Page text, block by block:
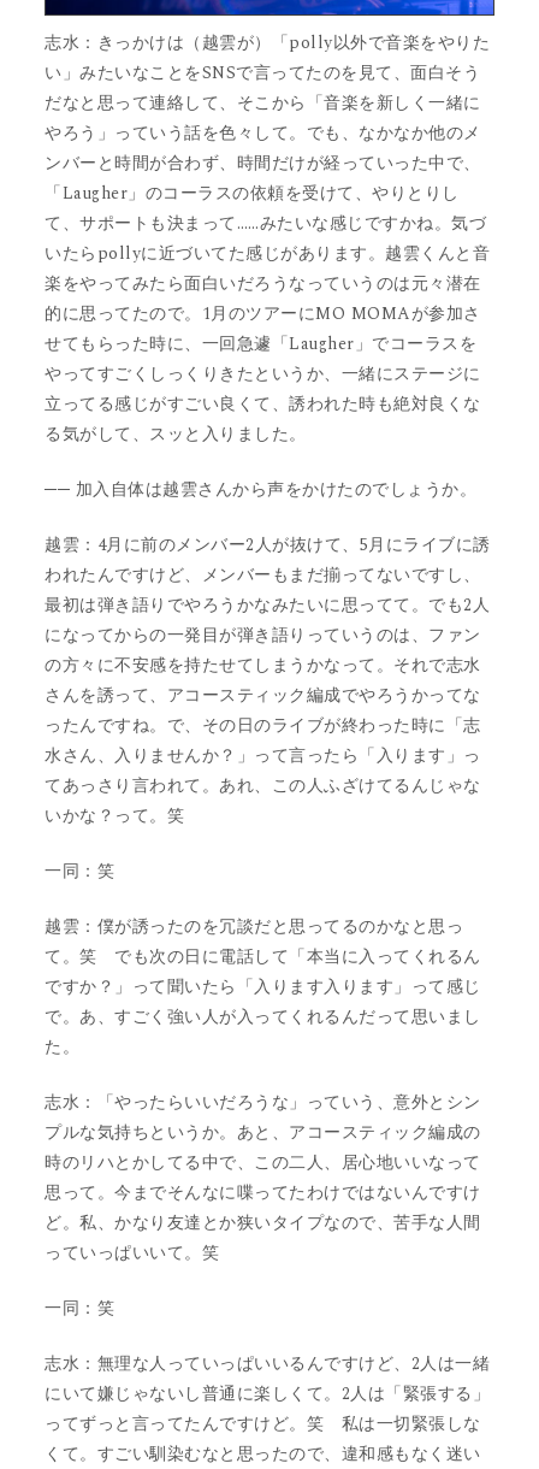
志水：きっかけは（越雲が）「polly以外で音楽をやりた
い」みたいなことをSNSで言ってたのを見て、面白そう
だなと思って連絡して、そこから「音楽を新しく一緒に
やろう」っていう話を色々して。でも、なかなか他のメ
ンバーと時間が合わず、時間だけが経っていった中で、
「Laugher」のコーラスの依頼を受けて、やりとりし
て、サポートも決まって……みたいな感じですかね。気づ
いたらpollyに近づいてた感じがあります。越雲くんと音
楽をやってみたら面白いだろうなっていうのは元々潜在
的に思ってたので。1月のツアーにMO MOMAが参加さ
せてもらった時に、一回急遽「Laugher」でコーラスを
やってすごくしっくりきたというか、一緒にステージに
立ってる感じがすごい良くて、誘われた時も絶対良くな
る気がして、スッと入りました。
── 加入自体は越雲さんから声をかけたのでしょうか。
越雲：4月に前のメンバー2人が抜けて、5月にライブに誘
われたんですけど、メンバーもまだ揃ってないですし、
最初は弾き語りでやろうかなみたいに思ってて。でも2人
になってからの一発目が弾き語りっていうのは、ファン
の方々に不安感を持たせてしまうかなって。それで志水
さんを誘って、アコースティック編成でやろうかってな
ったんですね。で、その日のライブが終わった時に「志
水さん、入りませんか？」って言ったら「入ります」っ
てあっさり言われて。あれ、この人ふざけてるんじゃな
いかな？って。笑
一同：笑
越雲：僕が誘ったのを冗談だと思ってるのかなと思っ
て。笑 でも次の日に電話して「本当に入ってくれるん
ですか？」って聞いたら「入ります入ります」って感じ
で。あ、すごく強い人が入ってくれるんだって思いまし
た。
志水：「やったらいいだろうな」っていう、意外とシン
プルな気持ちというか。あと、アコースティック編成の
時のリハとかしてる中で、この二人、居心地いいなって
思って。今までそんなに喋ってたわけではないんですけ
ど。私、かなり友達とか狭いタイプなので、苦手な人間
っていっぱいいて。笑
一同：笑
志水：無理な人っていっぱいいるんですけど、2人は一緒
にいて嫌じゃないし普通に楽しくて。2人は「緊張する」
ってずっと言ってたんですけど。笑 私は一切緊張しな
くて。すごい馴染むなと思ったので、違和感もなく迷い